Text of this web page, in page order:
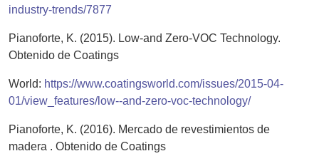
industry-trends/7877
Pianoforte, K. (2015). Low-and Zero-VOC Technology.
Obtenido de Coatings
World: https://www.coatingsworld.com/issues/2015-04-
01/view_features/low--and-zero-voc-technology/
Pianoforte, K. (2016). Mercado de revestimientos de
madera . Obtenido de Coatings